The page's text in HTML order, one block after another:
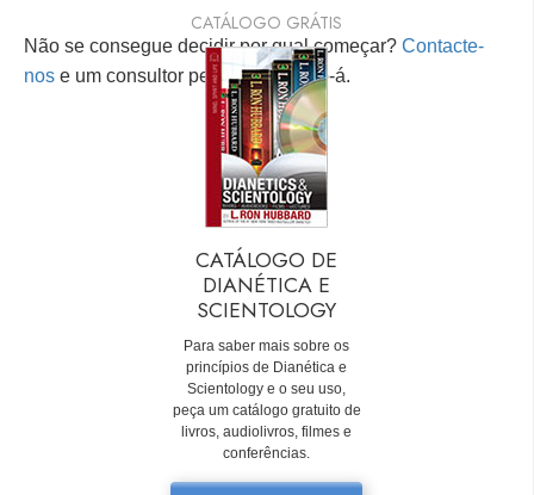
Não se consegue decidir por qual começar? Contacte-
nos e um consultor pessoal ajudá-lo-á.
CATÁLOGO GRÁTIS
CATÁLOGO DE
DIANÉTICA E
SCIENTOLOGY
Para saber mais sobre os
princípios de Dianética e
Scientology e o seu uso,
peça um catálogo gratuito de
livros, audiolivros, filmes e
conferências.